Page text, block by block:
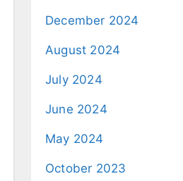
December 2024
August 2024
July 2024
June 2024
May 2024
October 2023